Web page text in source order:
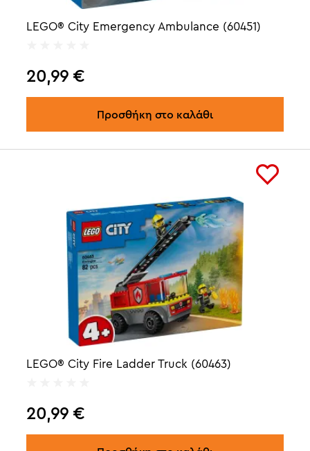
LEGO® City Emergency Ambulance (60451)
20,99 €
Προσθήκη στο καλάθι
LEGO® City Fire Ladder Truck (60463)
20,99 €